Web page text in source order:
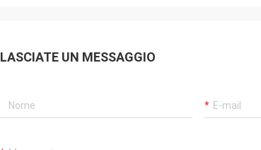
LASCIATE UN MESSAGGIO